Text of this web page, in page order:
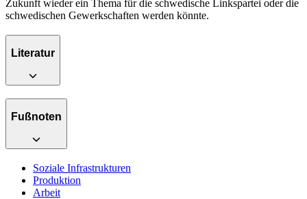
Zukunft wieder ein Thema für die schwedische Linkspartei oder die
schwedischen Gewerkschaften werden könnte.
Literatur
Fußnoten
Soziale Infrastrukturen
Produktion
Arbeit